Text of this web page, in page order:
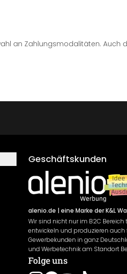
an Zahlungsmodalitäten. Auch
Geschäftskunden
alenio.de | eine Marke der K&L
Wir sind nicht nur im B2C Bereich
entwickeln und produzieren auch
Gewerbekunden in ganz
und Werbetechnik am Standort
Folge uns